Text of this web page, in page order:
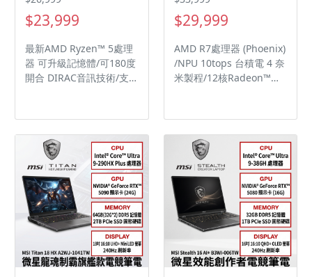
$23,999
最新AMD Ryzen™ 5處理
器 可升級記憶體/可180度
開合 DIRAC音訊技術/支
$29,999
AMD R7處理器 (Phoenix)
/NPU 10tops 台積電 4 奈
米製程/12核Radeon™
技術/支援PD充電 TÜV護
眼認證/軍規認證/抗菌處
理技術